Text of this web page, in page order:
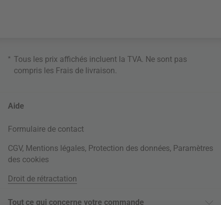
* Tous les prix affichés incluent la TVA. Ne sont pas
compris les Frais de livraison
Aide
Formulaire de contact
CGV, Mentions légales, Protection des données, Paramètres
des cookies
Droit de rétractation
Tout ce qui concerne votre commande